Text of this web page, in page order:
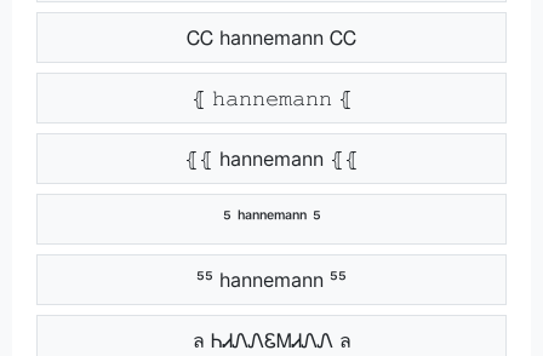
ᏟᏟ hannemann ᏟᏟ
⦃ 𝚑𝚊𝚗𝚗𝚎𝚖𝚊𝚗𝚗 ⦃
⦃⦃ hannemann ⦃⦃
⁵ ʰᵃⁿⁿᵉᵐᵃⁿⁿ ⁵
⁵⁵ hannemann ⁵⁵
ล ᏂᏗᏁᏁᏋᎷᏗᏁᏁ ล